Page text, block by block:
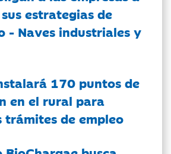
estrategias de
- Naves industriales y
170 puntos de
en el rural para
de empleo